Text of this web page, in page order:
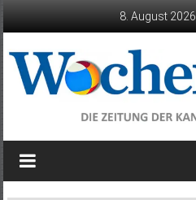
8. August 2026
Wochenblatt
die